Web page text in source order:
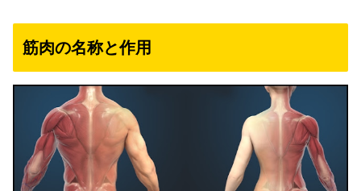
筋肉の名称と作用